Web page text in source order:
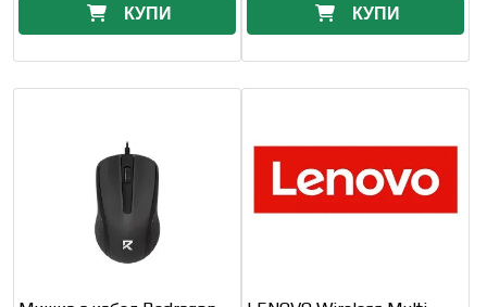
КУПИ КУПИ